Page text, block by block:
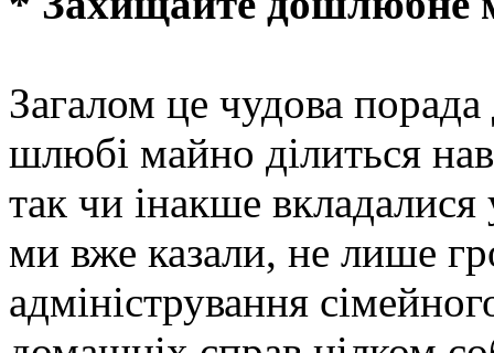
Загалом це чудова
шлюбі майно ділиться
так чи інакше
ми вже казали, не лише
адміністрування